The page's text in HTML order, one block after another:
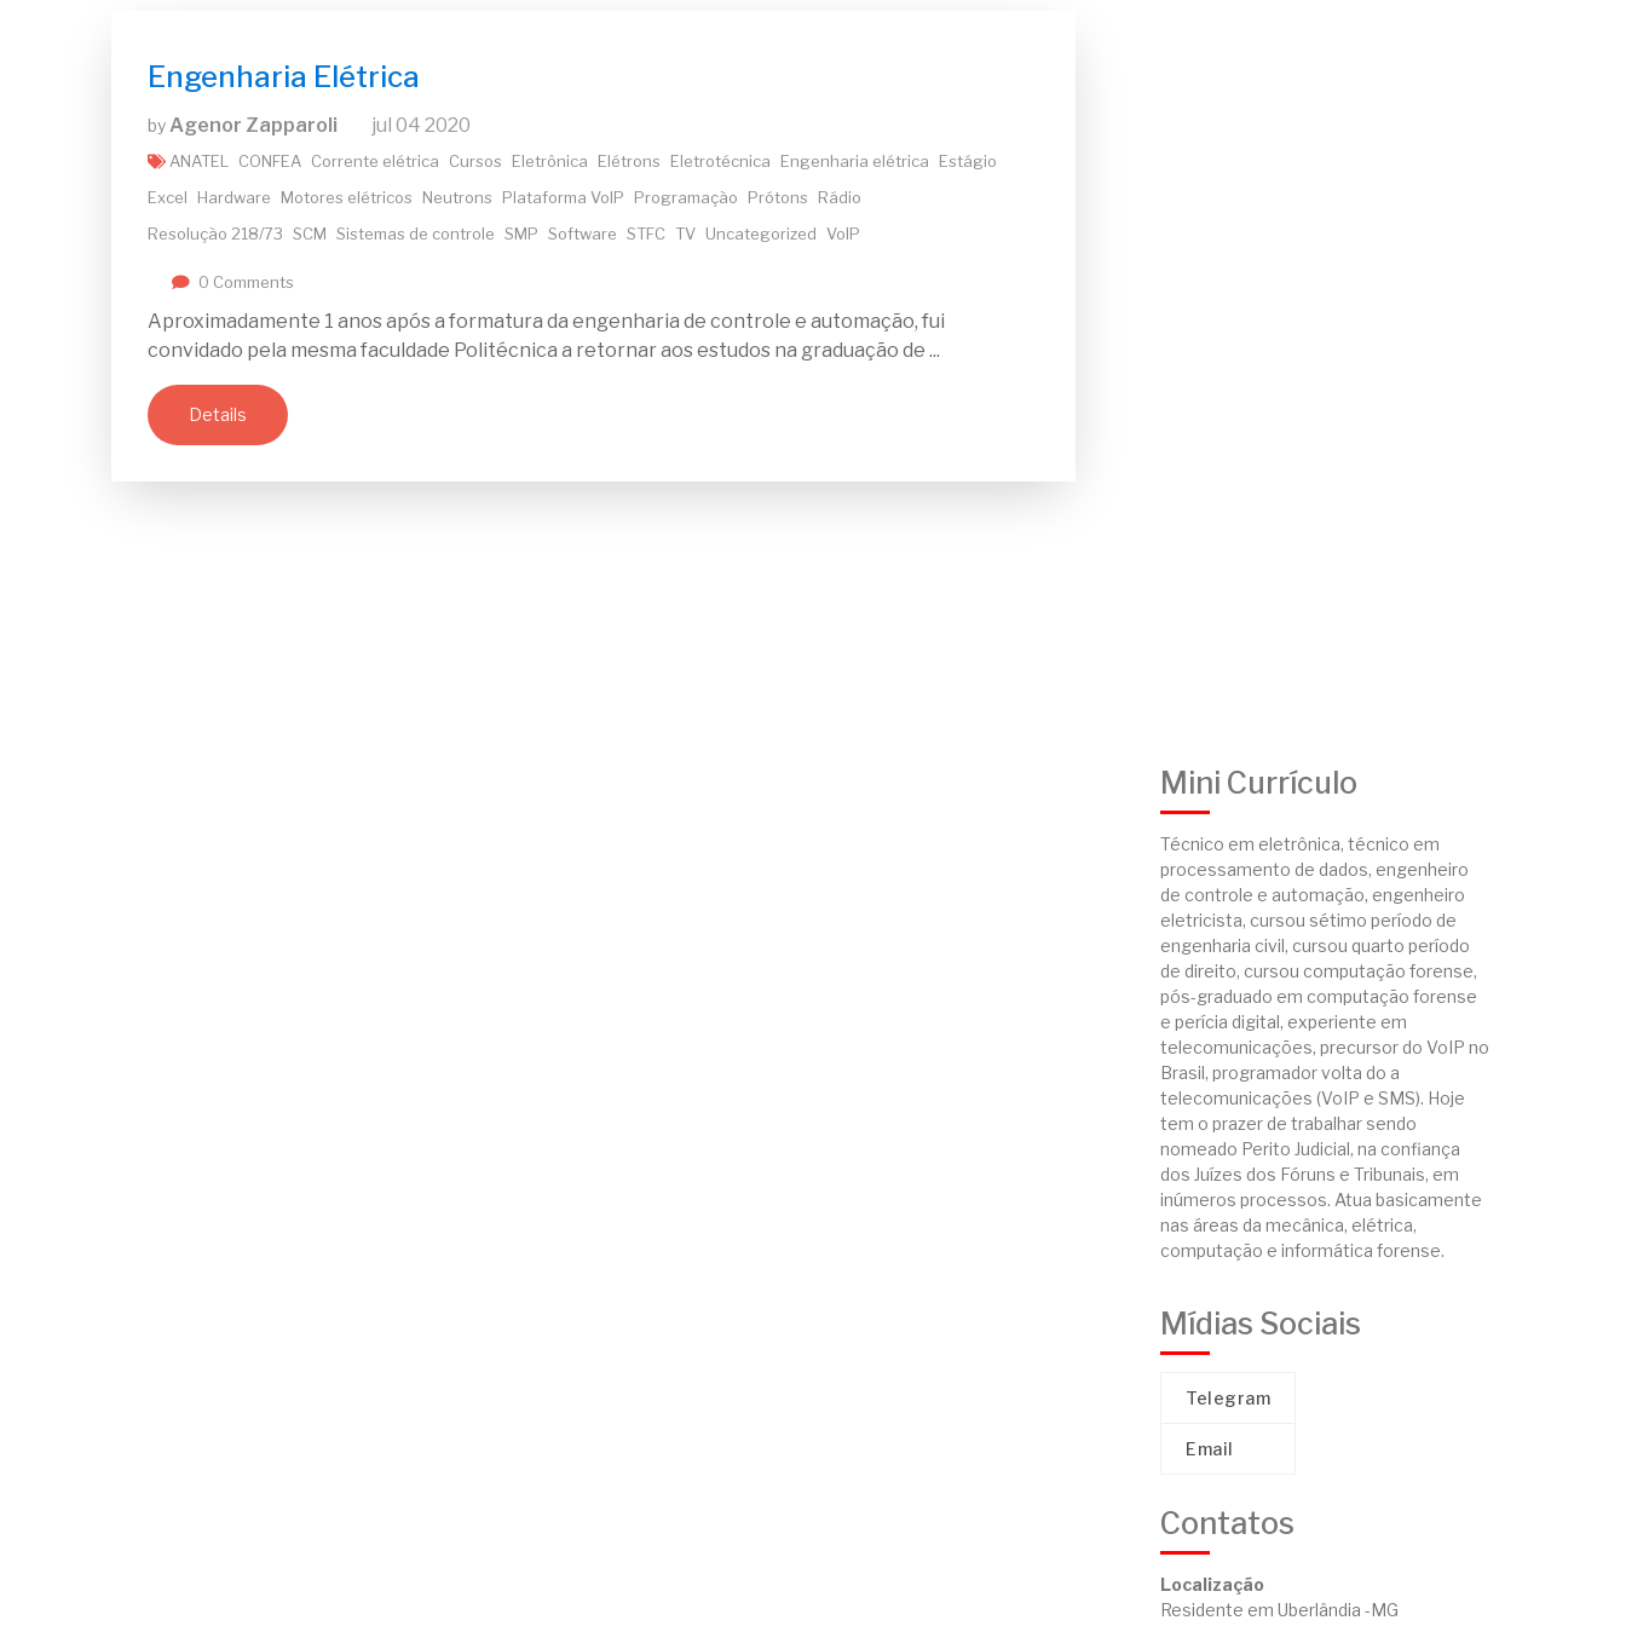
Engenharia Elétrica
byAgenor Zapparoli jul 04 2020
ANATEL CONFEA Corrente elétrica Cursos Eletrônica Elétrons Eletrotécnica Engenharia elétrica
Estágio
Excel
Hardware Motores elétricos Neutrons Plataforma VoIP Programação Prótons
Rádio
Resolução 218/73 SCM Sistemas de controle SMP Software STFC TV Uncategorized VoIP
0 Comments
Aproximadamente 1 anos após a formatura da engenharia de controle e automação, fui
convidado pela mesma faculdade Politécnica a retornar aos estudos na graduação de ...
Details
Mini Currículo
Técnico em eletrônica, técnico em
processamento de dados, engenheiro
de controle e automação, engenheiro
eletricista, cursou sétimo período de
engenharia civil, cursou quarto período
de direito, cursou computação forense,
pós-graduado em computação forense
e perícia digital, experiente em
telecomunicações, precursor do VoIP no
Brasil, programador volta do a
telecomunicações (VoIP e SMS). Hoje
tem o prazer de trabalhar sendo
nomeado Perito Judicial, na confiança
dos Juízes dos Fóruns e Tribunais, em
inúmeros processos. Atua basicamente
nas áreas da mecânica, elétrica,
computação e informática forense.
Mídias Sociais
Telegram
Email
Contatos
Localização
Residente em Uberlândia -MG